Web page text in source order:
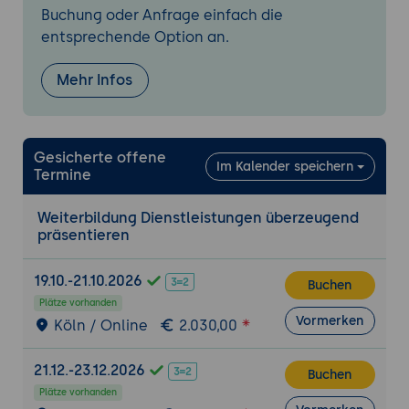
Effekte demonstrieren
Tool-Unterstützung: Whiteboards,
6. Interaktion und Kollaboration
Demo einbinden
Fragen zur Selbstreflexion: Kunden
eigene Erkenntnisse entwickeln lassen
Objection Prevention: Potenzielle
Einwände proaktiv adressieren
Virtuelle Präsenz: Kamera, Ton und
Körpersprache und Stimme
Professionelle Ausstrahlung auch online
Dokumentenqualität
Buchung oder Anfrage einfach die
entsprechende Option an.
Mehr Infos
Gesicherte offene
Termine
Im Kalender speichern
Weiterbildung Dienstleistungen überzeugend
präsentieren
19.10.-21.10.2026
Plätze vorhanden
Köln / Online 2.030,00
Buchen
Vormerken
21.12.-23.12.2026
Plätze vorhanden
Buchen